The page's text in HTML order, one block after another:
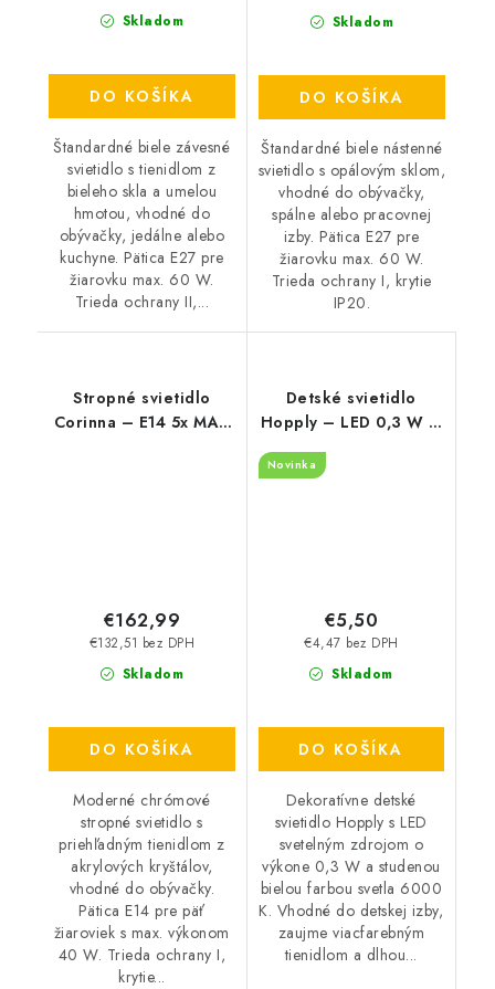
Skladom
DO KOŠÍKA
Štandardné biele závesné
svietidlo s tienidlom z
bieleho skla a umelou
hmotou, vhodné do
obývačky, jedálne alebo
kuchyne. Pätica E27 pre
žiarovku max. 60 W.
Trieda ochrany II,...
Skladom
DO KOŠÍKA
Štandardné biele nástenné
svietidlo s opálovým sklom,
vhodné do obývačky,
spálne alebo pracovnej
izby. Pätica E27 pre
žiarovku max. 60 W.
Trieda ochrany I, krytie
IP20.
Stropné svietidlo
Corinna – E14 5x MAX
Skladom
€132,51 bez DPH
€162,99
DO KOŠÍKA
Moderné chrómové
stropné svietidlo s
priehľadným tienidlom z
akrylových kryštálov,
vhodné do obývačky.
Pätica E14 pre päť
žiaroviek s max. výkonom
40 W. Trieda ochrany I,
krytie...
Detské svietidlo
Hopply – LED 0,3 W –
Novinka
Skladom
€4,47 bez DPH
€5,50
DO KOŠÍKA
Dekoratívne detské
svietidlo Hopply s LED
svetelným zdrojom o
výkone 0,3 W a studenou
bielou farbou svetla 6000
K. Vhodné do detskej izby,
zaujme viacfarebným
tienidlom a dlhou...